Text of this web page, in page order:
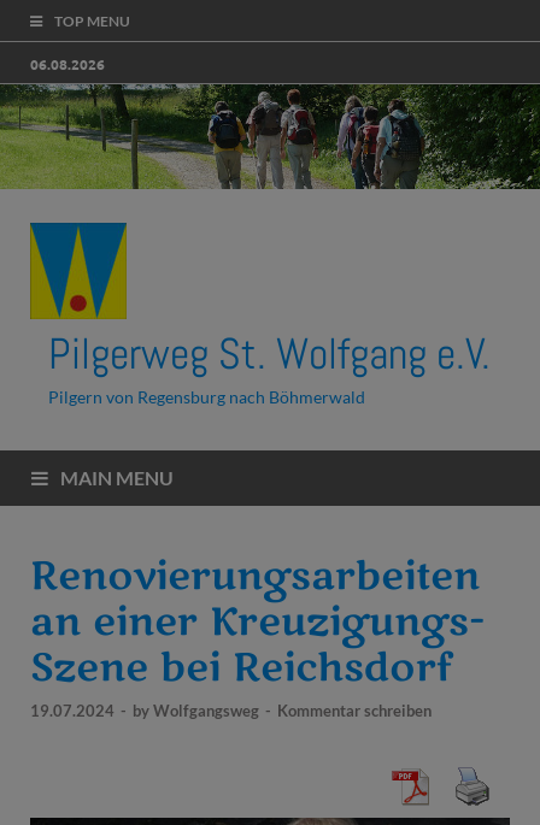
TOP MENU
06.08.2026
Pilgerweg St. Wolfgang e.V.
Pilgern von Regensburg nach Böhmerwald
MAIN MENU
Renovierungsarbeiten
an einer Kreuzigungs-
Szene bei Reichsdorf
19.07.2024 - byWolfgangsweg - Kommentar schreiben